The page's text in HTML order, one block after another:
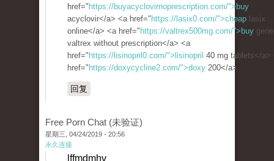
href=" https://buyacyclovirnoprescription.com/">buy
acyclovir</a> <a href=" https://lasix0.com/">cheap lasix
online</a> <a href=" https://valtrex500mg.com/">buy
valtrex without prescription</a> <a
href=" https://lisinopril0.com/">lisinopril 40 mg tablets</a>
href=" https://doxycycline2.com/">doxy 200</a>
回复
Free Porn Chat (未验证)
星期三, 04/24/2019 - 20:56
永久连接
lffmdmhv